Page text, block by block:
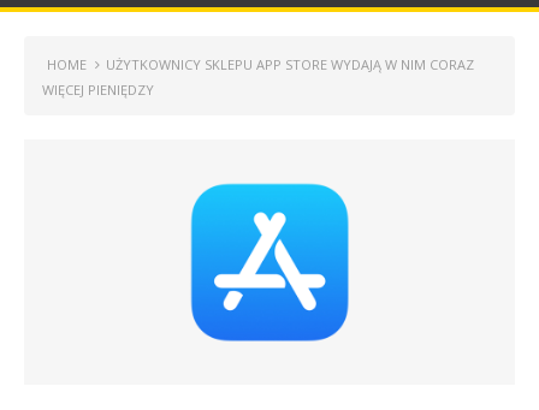
HOME
UŻYTKOWNICY SKLEPU APP STORE WYDAJĄ W NIM CORAZ
WIĘCEJ PIENIĘDZY